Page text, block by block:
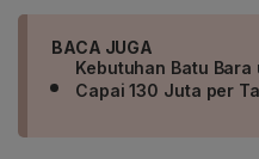
BACA JUGA
Kebutuhan Batu Bara
Capai 130 Juta per